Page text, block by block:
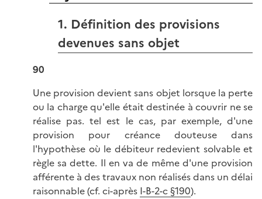
1. Définition des provisions
devenues sans objet
90
Une provision devient sans objet lorsque la perte
ou la charge qu'elle était destinée à couvrir ne se
réalise pas. tel est le cas, par exemple, d'une
provision pour créance douteuse dans
l'hypothèse où le débiteur redevient solvable et
règle sa dette. Il en va de même d'une provision
afférente à des travaux non réalisés dans un délai
raisonnable (cf. ci-après I-B-2-c §190).